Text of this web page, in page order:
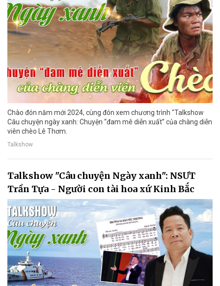
Chào đón năm mới 2024, cùng đón xem chương trình "Talkshow
Câu chuyện ngày xanh: Chuyện “đam mê diễn xuất” của chàng diễn
viên chèo Lê Thơm.
Talkshow
Talkshow "Câu chuyện Ngày xanh": NSƯT
Trần Tựa - Người con tài hoa xứ Kinh Bắc